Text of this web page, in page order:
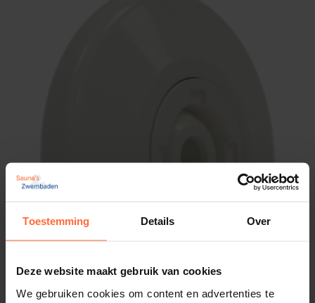
Toestemming Details Over
Deze website maakt gebruik van cookies
We gebruiken cookies om content en advertenties te
betonnen en of betegelde zwembaden.
zwembadinstallatie.